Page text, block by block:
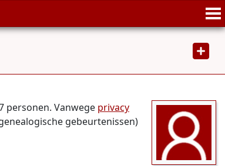
personen. Vanwege privacy
gebeurtenissen)